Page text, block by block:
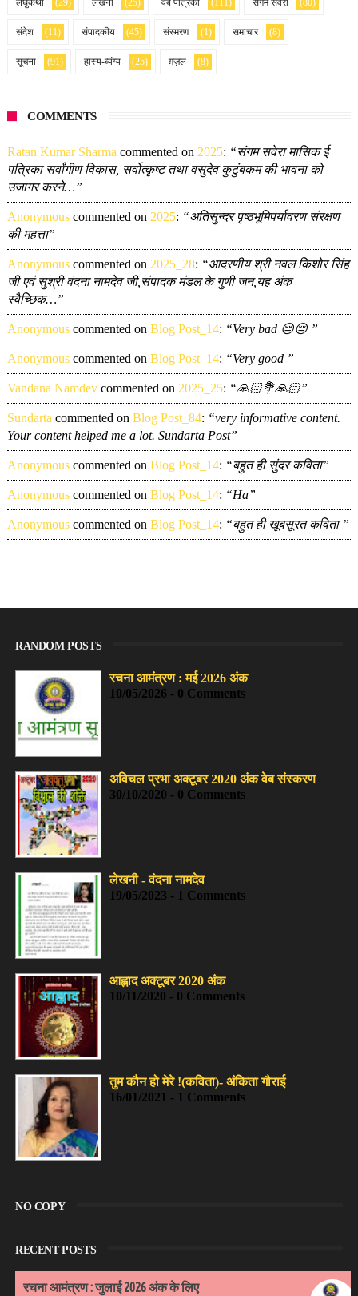
लघुकथा (29) लेखनी (25) वेब पत्रिका (111) संगम सवेरा (80)
संदेश (11) संपादकीय (45) संस्मरण (1) समाचार (8)
सूचना (91) हास्य-व्यंग्य (25) ग़ज़ल (8)
COMMENTS
Ratan Kumar Sharma commented on 2025: “संगम सवेरा मासिक ई
पत्रिका सर्वांगीण विकास, सर्वोत्कृष्ट तथा वसुदेव कुटुंबकम की भावना को
उजागर करने…”
Anonymouscommented on 2025: “अतिसुन्दर पृष्ठभूमिपर्यावरण संरक्षण
की महत्ता”
Anonymouscommented on 2025_28: “आदरणीय श्री नवल किशोर सिंह
जी एवं सुश्री वंदना नामदेव जी,संपादक मंडल के गुणी जन,यह अंक
स्वैच्छिक…”
Anonymouscommented on Blog Post_14: “Very bad 😔😔 ”
Anonymouscommented on Blog Post_14: “Very good ”
Vandana Namdevcommented on 2025_25: “🙏🏻💐🙏🏻”
Sundarta commented on Blog Post_84: “very informative content.
Your content helped me a lot. Sundarta Post”
Anonymouscommented on Blog Post_14: “बहुत ही सुंदर कविता”
Anonymouscommented on Blog Post_14: “Ha”
Anonymouscommented on Blog Post_14: “बहुत ही खूबसूरत कविता ”
RANDOM POSTS
रचना आमंत्रण : मई 2026 अंक
10/05/2026 - 0 Comments
अविचल प्रभा अक्टूबर 2020 अंक वेब संस्करण
30/10/2020 - 0 Comments
लेखनी - वंदना नामदेव
19/05/2023 - 1 Comments
आह्लाद अक्टूबर 2020 अंक
10/11/2020 - 0 Comments
तुम कौन हो मेरे !(कविता)- अंकिता गौराई
16/01/2021 - 1 Comments
NO COPY
RECENT POSTS
रचना आमंत्रण : जुलाई 2026 अंक के लिए